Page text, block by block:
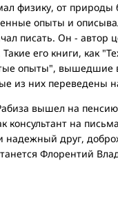
физику, от природы
опыты и
писать. Он - автор
его книги, как
опыты", вышедшие
из них переведены
вышел на
консультант на
надежный друг,
Флорентий